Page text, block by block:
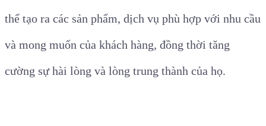
thể tạo ra các sản phẩm, dịch vụ phù hợp với nhu cầu
và mong muốn của khách hàng, đồng thời tăng
cường sự hài lòng và lòng trung thành của họ.